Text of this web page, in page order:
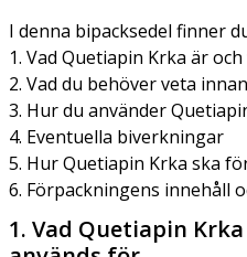
I denna bipacksedel finner
1. Vad Quetiapin Krka är
2. Vad du behöver veta
3. Hur du använder
4. Eventuella biverkningar
5. Hur Quetiapin Krka ska
6. Förpackningens innehåll
1. Vad Quetiapin